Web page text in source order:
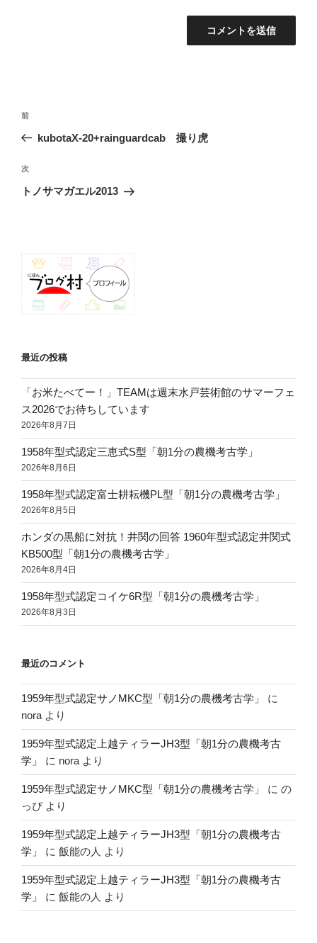
投
ナ
ビ
ゲ
ン
前
の
稿
前
kubotaX-20+rainguardcab 撮り虎
次
の
次
トノサマガエル2013
最近の投稿
「お米たべてー！」TEAMは週末水戸芸術館のサマーフェ
ス2026でお待ちしています
2026年8月7日
1958年型式認定三恵式S型「朝1分の農機考古学」
2026年8月6日
1958年型式認定富士耕耘機PL型「朝1分の農機考古学」
2026年8月5日
ホンダの黒船に対抗！井関の回答 1960年型式認定井関式
KB500型「朝1分の農機考古学」
2026年8月4日
1958年型式認定コイケ6R型「朝1分の農機考古学」
2026年8月3日
最近のコメント
1959年型式認定サノMKC型「朝1分の農機考古学」
に
nora より
1959年型式認定上越ティラーJH3型「朝1分の農機考古
学」
に nora より
1959年型式認定サノMKC型「朝1分の農機考古学」 に の
っぴより
1959年型式認定上越ティラーJH3型「朝1分の農機考古
学」
に 飯能の人 より
1959年型式認定上越ティラーJH3型「朝1分の農機考古
学」
に 飯能の人 より